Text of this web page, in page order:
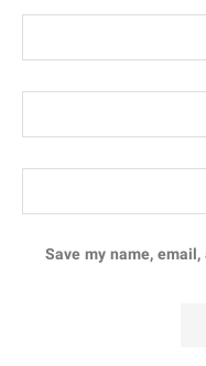
Save my name,